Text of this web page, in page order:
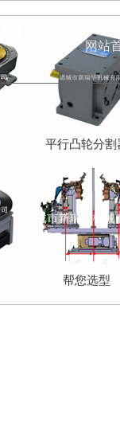
网站
平行凸轮分割
帮您选型